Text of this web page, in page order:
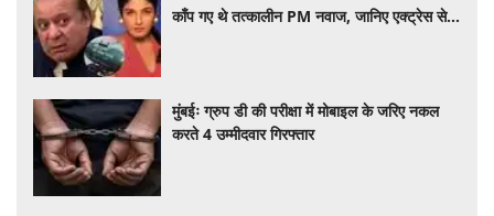
काँप गए थे तत्कालीन PM नवाज, जानिए एक्ट्रेस से
मुंबईः ग्रुप डी की परीक्षा में मोबाइल के जरिए नकल
करते 4 उम्मीदवार गिरफ्तार